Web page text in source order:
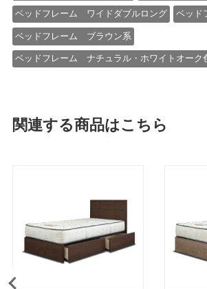
ベッドフレーム ワイドダブルロング ベッド
ベッドフレーム ブラウン系
ベッドフレーム ナチュラル・ホワイトオーク
関連する商品はこちら